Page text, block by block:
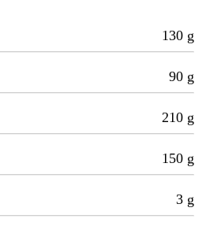
130 g
90 g
210 g
150 g
3 g